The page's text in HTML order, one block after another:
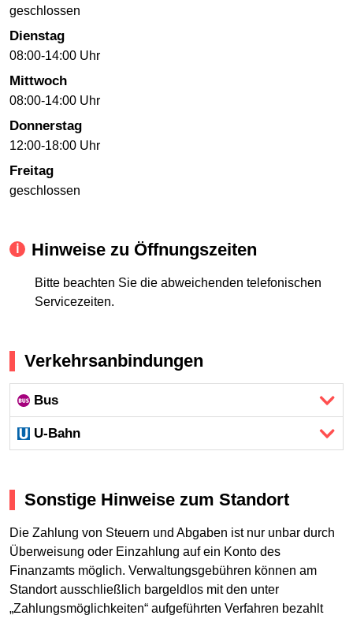
geschlossen
Dienstag
08:00-14:00 Uhr
Mittwoch
08:00-14:00 Uhr
Donnerstag
12:00-18:00 Uhr
Freitag
geschlossen
Hinweise zu Öffnungszeiten
Bitte beachten Sie die abweichenden telefonischen
Servicezeiten.
Verkehrsanbindungen
Bus
U-Bahn
Sonstige Hinweise zum Standort
Die Zahlung von Steuern und Abgaben ist nur unbar durch
Überweisung oder Einzahlung auf ein Konto des
Finanzamts möglich. Verwaltungsgebühren können am
Standort ausschließlich bargeldlos mit den unter
„Zahlungsmöglichkeiten“ aufgeführten Verfahren bezahlt